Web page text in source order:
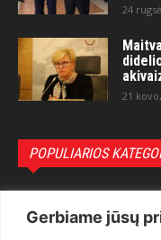
Gerbiame jūsų
24
21
POPULIARIOS